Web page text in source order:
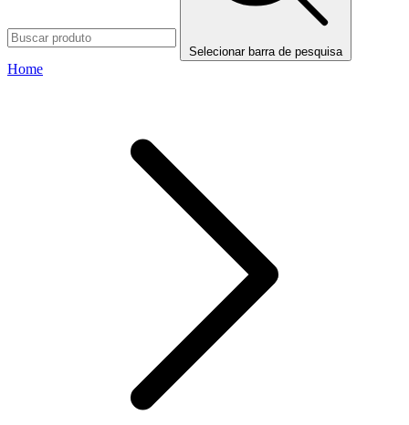
Selecionar barra de pesquisa
Home